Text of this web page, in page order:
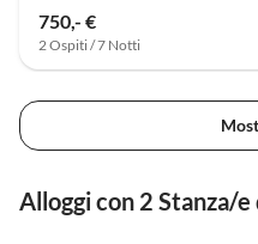
750,- €
2 Ospiti / 7 Notti
Alloggi con 2 Stanza/